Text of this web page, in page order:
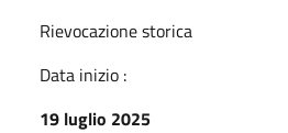
Rievocazione storica
Data inizio :
19 luglio 2025